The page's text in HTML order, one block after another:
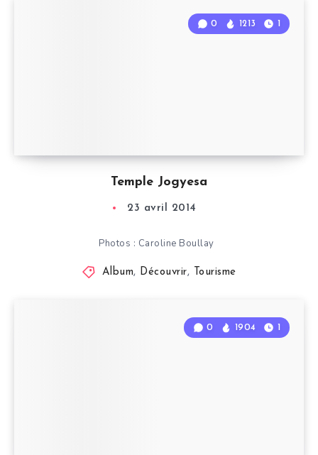
Temple Jogyesa
0 1213 1
23 avril 2014
Photos : Caroline Boullay
Album, Découvrir, Tourisme
0 1904 1